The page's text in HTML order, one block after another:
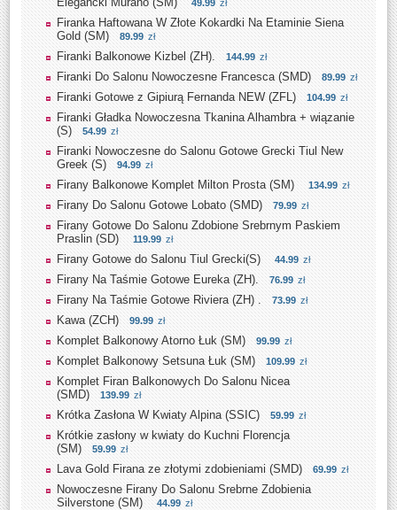
49.99 zł
Firanka Haftowana W Złote Kokardki Na Etaminie Siena
Gold (SM)
89.99 zł
Firanki Balkonowe Kizbel (ZH). 144.99 zł
Firanki Do Salonu Nowoczesne Francesca (SMD) 89.99 zł
Firanki Gotowe z Gipiurą Fernanda NEW (ZFL) 104.99 zł
Firanki Gładka Nowoczesna Tkanina Alhambra + wiązanie
(S)
54.99 zł
Firanki Nowoczesne do Salonu Gotowe Grecki Tiul New
Greek (S)
94.99 zł
Firany Balkonowe Komplet Milton Prosta (SM) 134.99 zł
Firany Do Salonu Gotowe Lobato (SMD) 79.99 zł
Firany Gotowe Do Salonu Zdobione Srebrnym Paskiem
Praslin (SD)
119.99 zł
Firany Gotowe do Salonu Tiul Grecki(S) 44.99 zł
Firany Na Taśmie Gotowe Eureka (ZH). 76.99 zł
Firany Na Taśmie Gotowe Riviera (ZH) . 73.99 zł
Kawa (ZCH) 99.99 zł
Komplet Balkonowy Atorno Łuk (SM) 99.99 zł
Komplet Balkonowy Setsuna Łuk (SM) 109.99 zł
Komplet Firan Balkonowych Do Salonu Nicea
(SMD)
139.99 zł
Krótka Zasłona W Kwiaty Alpina (SSIC) 59.99 zł
Krótkie zasłony w kwiaty do Kuchni Florencja
(SM)
59.99 zł
Lava Gold Firana ze złotymi zdobieniami (SMD) 69.99 zł
Nowoczesne Firany Do Salonu Srebrne Zdobienia
Silverstone (SM)
44.99 zł